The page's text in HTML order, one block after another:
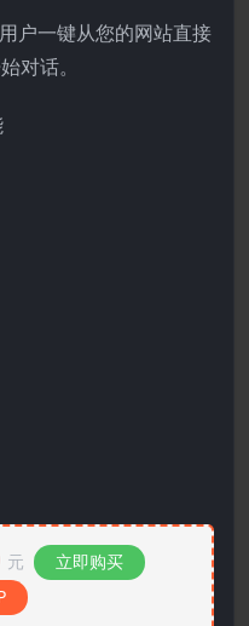
户一键从您的网站直接
对话。
元
立即购买